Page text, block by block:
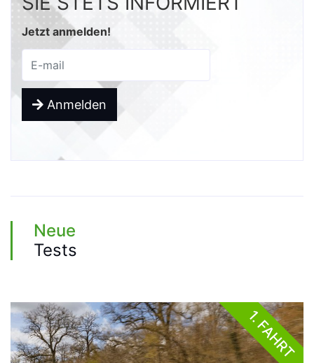
Jetzt anmelden!
Anmelden
Neue
Tests
1. FAHRT